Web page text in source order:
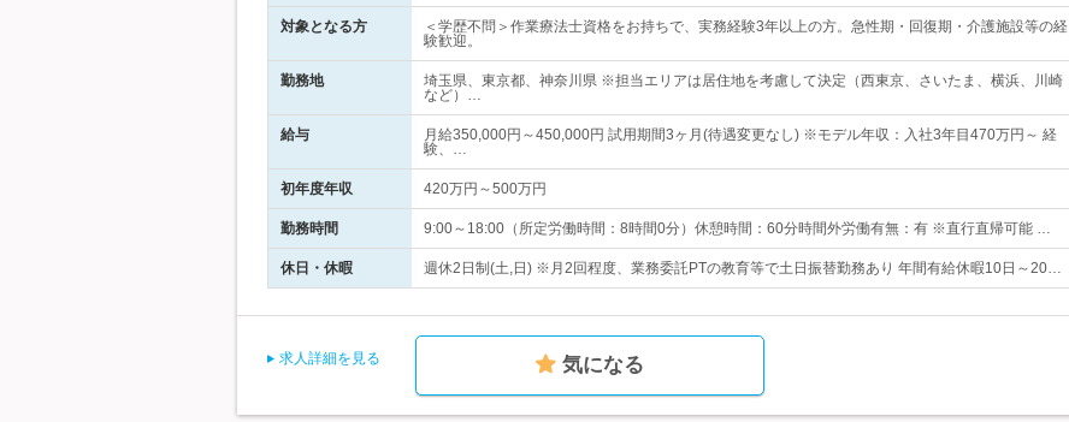
対象となる方
＜学歴不問＞作業療法士資格をお持ちで、実務経験3年以上の方。急性期・回復期・介護施設等の経
験歓迎。
勤務地
埼玉県、東京都、神奈川県 ※担当エリアは居住地を考慮して決定（西東京、さいたま、横浜、川崎
など）…
給与
月給350,000円～450,000円 試用期間3ヶ月(待遇変更なし) ※モデル年収：入社3年目470万円～ 経
験、…
初年度年収 420万円～500万円
勤務時間 9:00～18:00（所定労働時間：8時間0分）休憩時間：60分時間外労働有無：有 ※直行直帰可能 …
休日・休暇 週休2日制(土,日) ※月2回程度、業務委託PTの教育等で土日振替勤務あり 年間有給休暇10日～20…
求人詳細を見る 気になる